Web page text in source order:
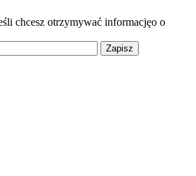
chcesz otrzymywać informacjęo o
Zapisz